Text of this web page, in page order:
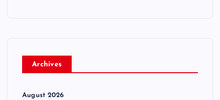
Archives
August 2026